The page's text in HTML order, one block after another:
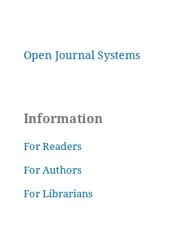
Open Journal Systems
Information
For Readers
For Authors
For Librarians